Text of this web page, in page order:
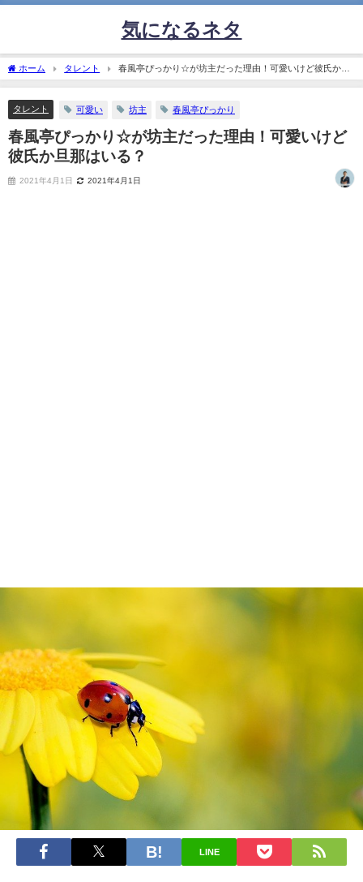
気になるネタ
ホーム タレント
春風亭ぴっかり☆が坊主だった理由！可愛いけど彼氏か旦
那はいる？
タレント 可愛い 坊主 春風亭ぴっかり
春風亭ぴっかり☆が坊主だった理由！可愛いけど
彼氏か旦那はいる？
2021年4月1日 2021年4月1日
LINE